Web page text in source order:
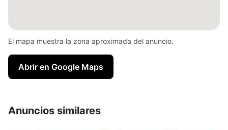
El mapa muestra la zona aproximada del anuncio.
Abrir en Google Maps
Anuncios similares